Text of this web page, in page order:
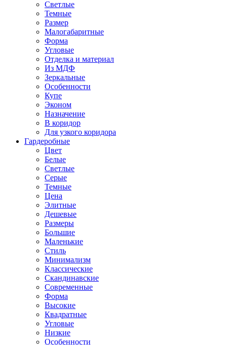
Светлые
Темные
Размер
Малогабаритные
Форма
Угловые
Отделка и материал
Из МДФ
Зеркальные
Особенности
Купе
Эконом
Назначение
В коридор
Для узкого коридора
Гардеробные
Цвет
Белые
Светлые
Серые
Темные
Цена
Элитные
Дешевые
Размеры
Большие
Маленькие
Стиль
Минимализм
Классические
Скандинавские
Современные
Форма
Высокие
Квадратные
Угловые
Низкие
Особенности